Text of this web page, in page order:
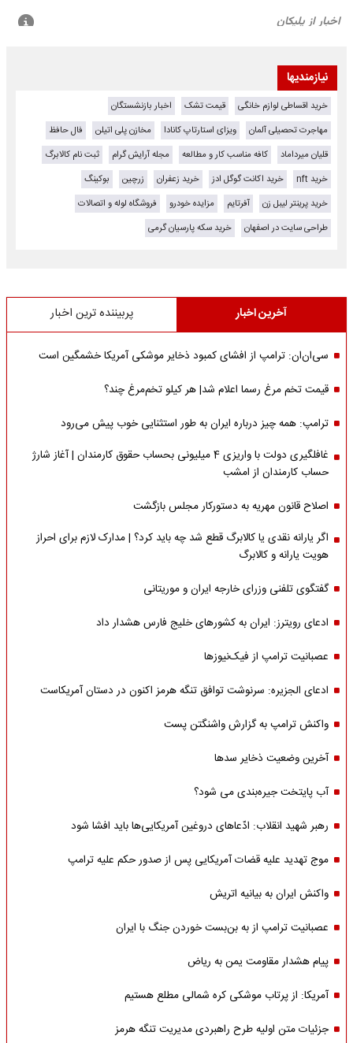
نیازمندیها
خرید اقساطی لوازم خانگی قیمت تشک
اخبار بازنشستگان
مهاجرت تحصیلی آلمان
ویزای استارتاپ کانادا مخازن پلی اتیلن
فال حافظ
قلیان میرداماد
کافه مناسب کار و مطالعه مجله آرایش گرام
ثبت نام کالابرگ
خرید nft
خرید اکانت گوگل ادز خرید زعفران زرچین
بوکینگ
خرید پرینتر لیبل زن
آفرتایم مزایده خودرو
فروشگاه لوله و اتصالات
طراحی سایت در اصفهان
خرید سکه پارسیان گرمی
آخرین اخبار پربیننده ترین اخبار
سی‌ان‌ان: ترامپ از افشای کمبود ذخایر موشکی آمریکا خشمگین است
قیمت تخم مرغ رسما اعلام شد| هر کیلو تخم‌مرغ چند؟
ترامپ: همه چیز درباره ایران به طور استثنایی خوب پیش می‌رود
غافلگیری دولت با واریزی 4 میلیونی بحساب حقوق کارمندان | آغاز شارژ
حساب کارمندان از امشب
اصلاح قانون مهریه به دستورکار مجلس بازگشت
اگر یارانه نقدی یا کالابرگ قطع شد چه باید کرد؟ | مدارک لازم برای احراز
هویت یارانه و کالابرگ
گفتگوی تلفنی وزرای خارجه ایران و موریتانی
ادعای رویترز: ایران به کشورهای خلیج فارس هشدار داد
عصبانیت ترامپ از فیک‌نیوزها
ادعای الجزیره: سرنوشت توافق تنگه هرمز اکنون در دستان آمریکاست
واکنش ترامپ به گزارش واشنگتن پست
آخرین وضعیت ذخایر سدها
آب پایتخت جیره‌بندی می شود؟
رهبر شهید انقلاب: ادّعاهای دروغین آمریکایی‌ها باید افشا شود
موج تهدید علیه قضات آمریکایی پس از صدور حکم علیه ترامپ
واکنش ایران به بیانیه اتریش
عصبانیت ترامپ از به بن‌بست خوردن جنگ با ایران
پیام هشدار مقاومت یمن به ریاض
آمریکا: از پرتاب موشکی کره شمالی مطلع هستیم
جزئیات متن اولیه طرح راهبردی مدیریت تنگه هرمز